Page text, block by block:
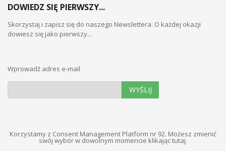
DOWIEDZ SIĘ PIERWSZY...
Skorzystaj i zapisz się do naszego Newslettera. O każdej okazji
dowiesz się jako pierwszy...
Wprowadź adres e-mail
WYŚLIJ
Korzystamy z Consent Management Platform nr 92. Możesz zmienić
swój wybór w dowolnym momencie klikając tutaj.